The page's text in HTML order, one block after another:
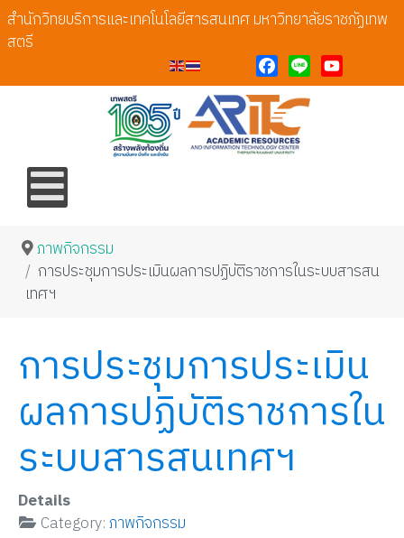
สำนักวิทยบริการและเทคโนโลยีสารสนเทศ มหาวิทยาลัยราชภัฏเทพ
สตรี
Facebook
Line YouTube
ภาพกิจกรรม
การประชุมการประเมินผลการปฏิบัติราชการในระบบสารสน
เทศฯ
การประชุมการประเมิน
ผลการปฏิบัติราชการใน
ระบบสารสนเทศฯ
Details
Category:ภาพกิจกรรม